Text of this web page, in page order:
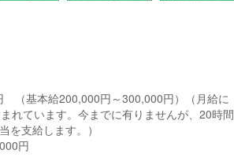
（基本給200,000円～300,000円）（月給に
れています。今までに有りませんが、20時間
を支給します。）
円